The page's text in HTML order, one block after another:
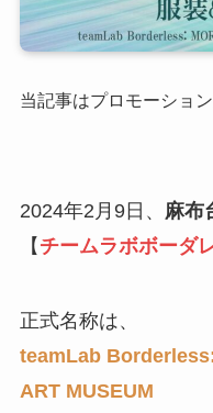
当記事はプロモーショ
2024年2月9日、 麻布
【 チームラボボーダ
正式名称は、
teamLab
ART MUSEUM